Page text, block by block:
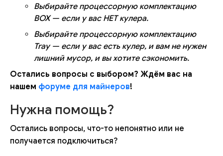
Выбирайте процессорную комплектацию
BOX — если у вас НЕТ кулера.
Выбирайте процессорную комплектацию
Tray — если у вас есть кулер, и вам не нужен
лишний мусор, и вы хотите сэкономить.
Остались вопросы с выбором? Ждём вас на
нашем форуме для майнеров!
Нужна помощь?
Остались вопросы, что-то непонятно или не
получается подключиться?